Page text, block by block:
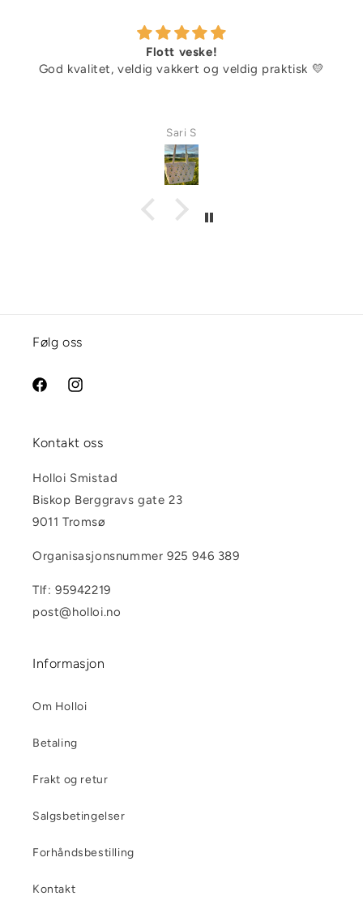
Flott veske!
God kvalitet, veldig vakkert og veldig praktisk 💛
Sari S
Følg oss
FacebookInstagram
Kontakt oss
Holloi Smistad
Biskop Berggravs gate 23
9011 Tromsø
Organisasjonsnummer 925 946 389
Tlf: 95942219
post@holloi.no
Informasjon
Om Holloi
Betaling
Frakt og retur
Salgsbetingelser
Forhåndsbestilling
Kontakt